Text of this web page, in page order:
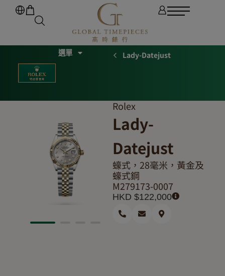
Lady-Datejust
Rolex
Lady-
Datejust
蠔式，28毫米，黃金及
蠔式鋼
M279173-0007
HKD $122,000